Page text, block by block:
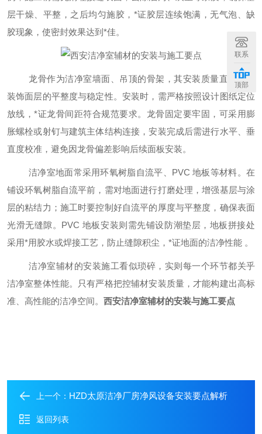
层干燥、平整，之后均匀施胶， *证胶层连续饱满，无气泡、缺
胶现象，使密封效果达到 *佳。
龙骨作为洁净室墙面、吊顶的骨架，其安装质量直接影响
装饰面层的平整度与稳定性。安装时，需严格按照设计图纸定位
放线，*证龙骨间距符合规范要求。龙骨固定要牢固，可采用膨
胀螺栓或射钉与建筑主体结构连接，安装完成后需进行水平、垂
直度校准，避免因龙骨偏差影响后续面板安装。
洁净室地面常采用环氧树脂自流平、 PVC 地板等材料。在
铺设环氧树脂自流平前，需对地面进行打磨处理，增强基层与涂
层的粘结力；施工时要控制好自流平的厚度与平整度，确保表面
光滑无缝隙。PVC 地板安装则需先铺设防潮垫层，地板拼接处
采用*用胶水或焊接工艺，防止缝隙积尘， *证地面的洁净性能 。
洁净室辅材的安装施工看似琐碎，实则每一个环节都关乎
洁净室整体性能。只有严格把控辅材安装质量，才能构建出高标
准、高性能的洁净空间。 西安洁净室辅材的安装与施工要点
上一个： HZD太原洁净厂房净风设备安装要点解析
返回列表
联系
顶部